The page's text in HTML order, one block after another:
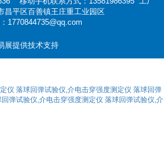
昌平区百善镇王庄重工业园区
1770844735@qq.com
展提供技术支持
仪 落球回弹试验仪,介电击穿强度测定仪 落球回弹
回弹试验仪,介电击穿强度测定仪 落球回弹试验仪,介